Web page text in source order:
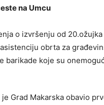
na Umcu
o izvršenju od
obrta za
barikade koje su
Grad Makarska obavio